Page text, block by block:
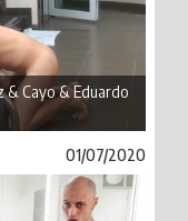
& Cayo & Eduardo
01/07/2020